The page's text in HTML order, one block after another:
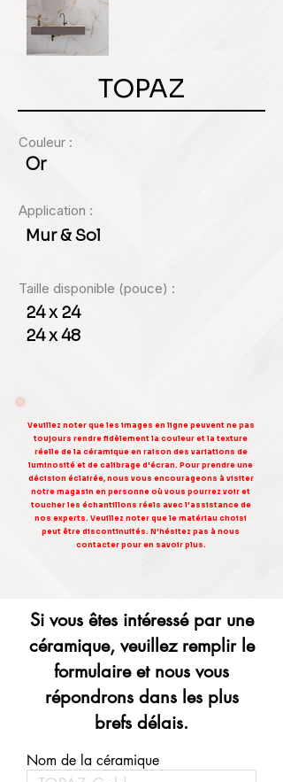
TOPAZ
Couleur :
Or
Application :
Mur & Sol
Taille disponible (pouce) :
24 x 24
24 x 48
Veuillez noter que les images en ligne peuvent ne pas
toujours rendre fidèlement la couleur et la texture
réelle de la céramique en raison des variations de
luminosité et de calibrage d'écran. Pour prendre une
décision éclairée, nous vous encourageons à visiter
notre magasin en personne où vous pourrez voir et
toucher les échantillons réels avec l'assistance de
nos experts. Veuillez noter que le matériau choisi
peut être discontinuités. N'hésitez pas à nous
contacter pour en savoir plus.
Si vous êtes intéressé par une
céramique, veuillez remplir le
formulaire et nous vous
répondrons dans les plus
brefs délais.
Nom de la céramique